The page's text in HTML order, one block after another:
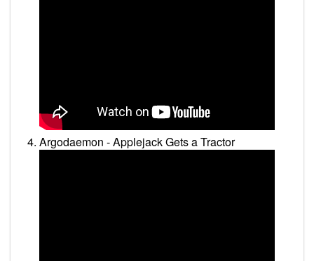
Argodaemon - Applejack Gets a Tractor